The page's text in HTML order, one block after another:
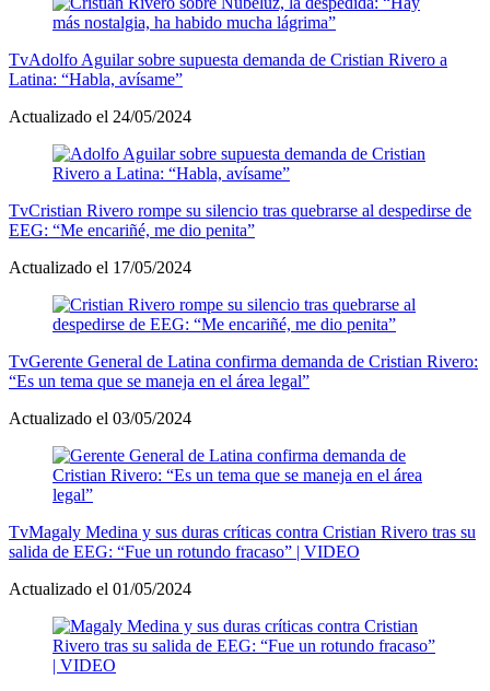
TvAdolfo Aguilar sobre supuesta demanda de Cristian Rivero a
Latina: “Habla, avísame”
Actualizado el 24/05/2024
TvCristian Rivero rompe su silencio tras quebrarse al despedirse de
EEG: “Me encariñé, me dio penita”
Actualizado el 17/05/2024
TvGerente General de Latina confirma demanda de Cristian Rivero:
“Es un tema que se maneja en el área legal”
Actualizado el 03/05/2024
TvMagaly Medina y sus duras críticas contra Cristian Rivero tras su
salida de EEG: “Fue un rotundo fracaso” | VIDEO
Actualizado el 01/05/2024